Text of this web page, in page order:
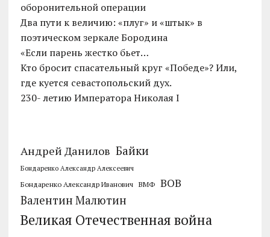
оборонительной операции
Два пути к величию: «плуг» и «штык» в
поэтическом зеркале Бородина
«Если парень жестко бьет…
Кто бросит спасательный круг «Победе»? Или,
где куется севастопольский дух.
230- летию Императора Николая I
Андрей Данилов Байки
Бондаренко Александр Алексеевич
Бондаренко Александр Иванович ВМФ ВОВ
Валентин Малютин
Великая Отечественная война